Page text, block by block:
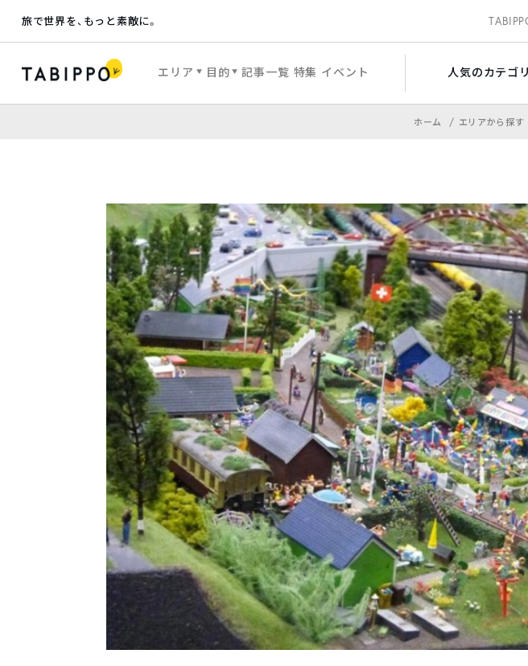
旅で世界を、もっと素敵に。
エリア 目的 記事一覧 特集 イベント 人気のカテゴリ
ホーム エリアから探す